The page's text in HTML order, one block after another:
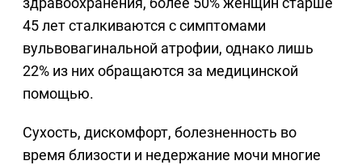
45 лет сталкиваются с симптомами
вульвовагинальной атрофии, однако лишь
22% из них обращаются за медицинской
помощью.
Сухость, дискомфорт, болезненность во
время близости и недержание мочи многие